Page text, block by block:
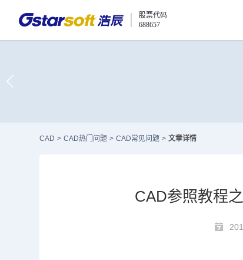
股票代码
688657
CAD > CAD热门问题 > CAD常见问题 > 文章详情
CAD参照教程